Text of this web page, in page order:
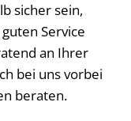
sicher sein,
Service
an Ihrer
bei uns vorbei
beraten.